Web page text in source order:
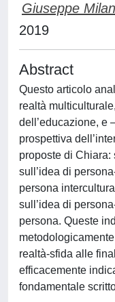
Giuseppe Milan
2019
Abstract
Questo articolo
realtà
dell’educazione, e
prospettiva
proposte di Chiara:
sull’idea di
persona
sull’idea di
persona. Queste
realtà-sfida alle
efficacemente
fondamentale